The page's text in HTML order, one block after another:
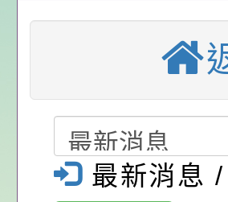
列講座及成
辦理「115
前教育署
置課程與教
畫」一案
請，請查照
公告:桃園
施問答集
轉知:桃園
減碳存摺
桃園市政府
年度祖孫
祝活動」海
轉知有關
員退休所得
檢送財團法
灣生態
舉辦
~2022
令營
最新消息 /